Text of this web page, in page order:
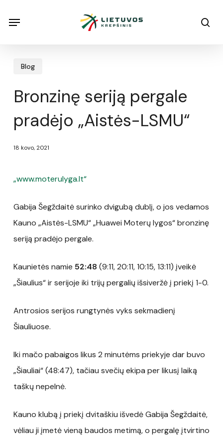
Menu
Blog
Bronzinę seriją pergale
pradėjo „Aistės-LSMU“
18 kovo, 2021
„www.moterulyga.lt“
Gabija Šegždaitė surinko dvigubą dublį, o jos vedamos
Kauno „Aistės-LSMU“ „Huawei Moterų lygos“ bronzinę
seriją pradėjo pergale.
Kaunietės namie 52:48 (9:11, 20:11, 10:15, 13:11) įveikė
„Šiaulius“ ir serijoje iki trijų pergalių išsiveržė į priekį 1-0.
Antrosios serijos rungtynės vyks sekmadienį
Šiauliuose.
Iki mačo pabaigos likus 2 minutėms priekyje dar buvo
„Šiauliai“ (48:47), tačiau svečių ekipa per likusį laiką
taškų nepelnė.
Kauno klubą į priekį dvitaškiu išvedė Gabija Šegždaitė,
vėliau ji įmetė vieną baudos metimą, o pergalę įtvirtino